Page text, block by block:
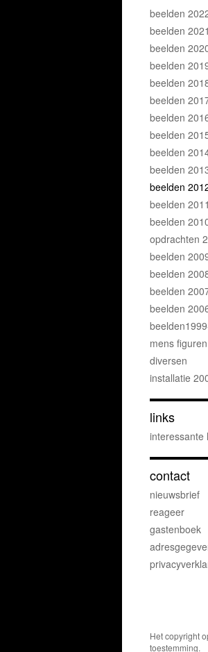
beelden
beelden 2021
beelden
beelden
beelden
beelden
beelden
beelden
beelden
beelden
beelden
beelden 2011
beelden
opdrachten
beelden
beelden
beelden
beelden
mens figuren
diversen
installatie
links
interessante
contact
nieuwsbrief
reageer
gastenboek
Het copyright
toestemming.